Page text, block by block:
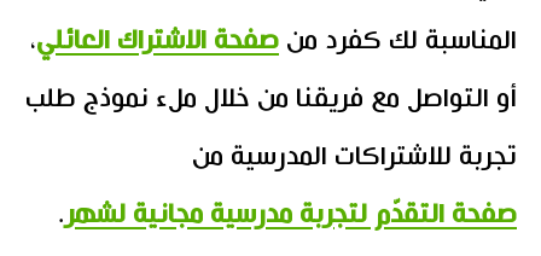
المناسبة لك كفرد من صفحة الاشتراك العائلي،
أو التواصل مع فريقنا من خلال ملء نموذج طلب
تجربة للاشتراكات المدرسية من
صفحة التقدّم لتجربة مدرسية مجانية لشهر.